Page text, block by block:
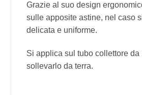
Grazie al suo design
sulle apposite astine, nel caso
delicata e uniforme.
Si applica sul tubo collettore da
sollevarlo da terra.